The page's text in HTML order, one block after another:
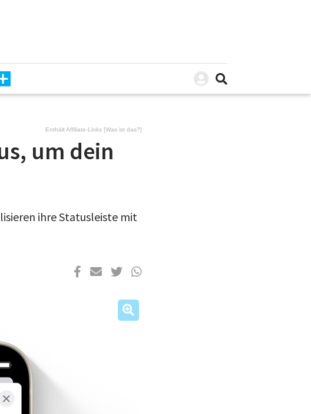
Enthält Affiliate-Links [Was ist das?]
um dein
ihre Statusleiste mit